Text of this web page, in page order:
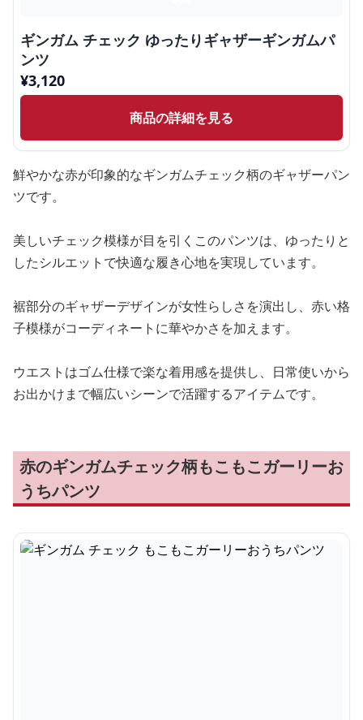
ギンガム チェック ゆったりギャザーギンガムパ
ンツ
¥3,120
商品の詳細を見る
鮮やかな赤が印象的なギンガムチェック柄のギャザーパン
ツです。
美しいチェック模様が目を引くこのパンツは、ゆったりと
したシルエットで快適な履き心地を実現しています。
裾部分のギャザーデザインが女性らしさを演出し、赤い格
子模様がコーディネートに華やかさを加えます。
ウエストはゴム仕様で楽な着用感を提供し、日常使いから
お出かけまで幅広いシーンで活躍するアイテムです。
赤のギンガムチェック柄もこもこガーリーお
うちパンツ